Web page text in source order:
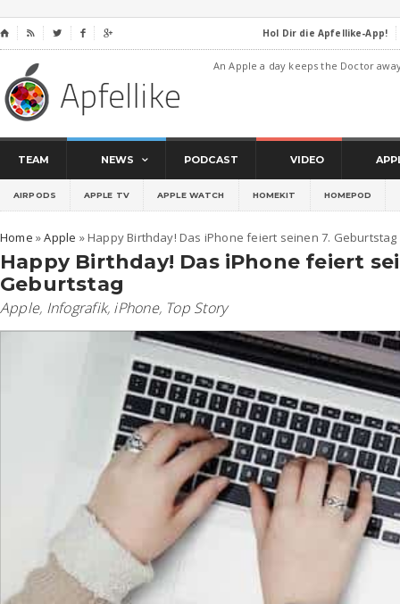
⌂     Hol Dir die Apfellike-App!
An Apple a day keeps the Doctor
TEAM NEWS PODCAST VIDEO
AIRPODS APPLE TV APPLE WATCH HOMEKIT HOMEPOD
Home »Apple » Happy Birthday! Das iPhone feiert seinen 7. Geburtstag
Happy Birthday! Das iPhone feiert
Geburtstag
Apple, Infografik, iPhone, Top Story